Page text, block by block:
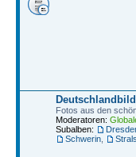
Fotos aus den
Moderatoren:
Subalben:
Schwerin